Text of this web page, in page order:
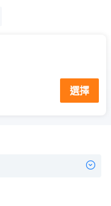
選擇